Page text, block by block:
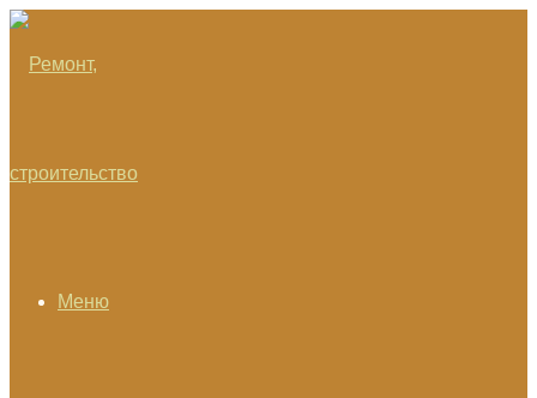
Меню